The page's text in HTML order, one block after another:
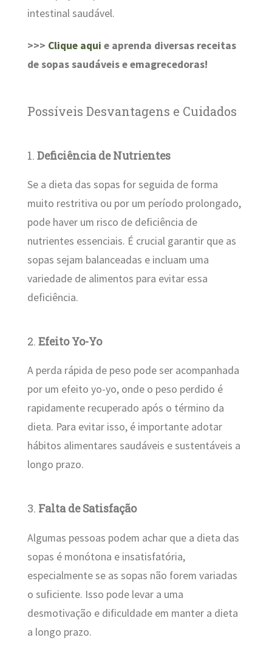
intestinal saudável.
>>> Clique aqui e aprenda diversas receitas
de sopas saudáveis e emagrecedoras!
Possíveis Desvantagens e Cuidados
1. Deficiência de Nutrientes
Se a dieta das sopas for seguida de forma
muito restritiva ou por um período prolongado,
pode haver um risco de deficiência de
nutrientes essenciais. É crucial garantir que as
sopas sejam balanceadas e incluam uma
variedade de alimentos para evitar essa
deficiência.
2. Efeito Yo-Yo
A perda rápida de peso pode ser acompanhada
por um efeito yo-yo, onde o peso perdido é
rapidamente recuperado após o término da
dieta. Para evitar isso, é importante adotar
hábitos alimentares saudáveis e sustentáveis a
longo prazo.
3. Falta de Satisfação
Algumas pessoas podem achar que a dieta das
sopas é monótona e insatisfatória,
especialmente se as sopas não forem variadas
o suficiente. Isso pode levar a uma
desmotivação e dificuldade em manter a dieta
a longo prazo.